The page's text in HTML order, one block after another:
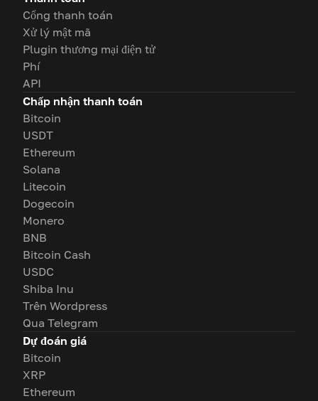
Cổng thanh toán
Xử lý mật mã
Plugin thương mại điện tử
Phí
API
Chấp nhận thanh toán
Bitcoin
USDT
Ethereum
Solana
Litecoin
Dogecoin
Monero
BNB
Bitcoin Cash
USDC
Shiba Inu
Trên Wordpress
Qua Telegram
Dự đoán giá
Bitcoin
XRP
Ethereum